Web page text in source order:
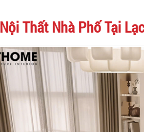
Thất Nhà Phố Tại